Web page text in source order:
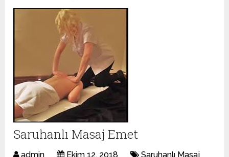
Saruhanlı Masaj Emet
admin Ekim 12, 2018
Saruhanlı Masaj